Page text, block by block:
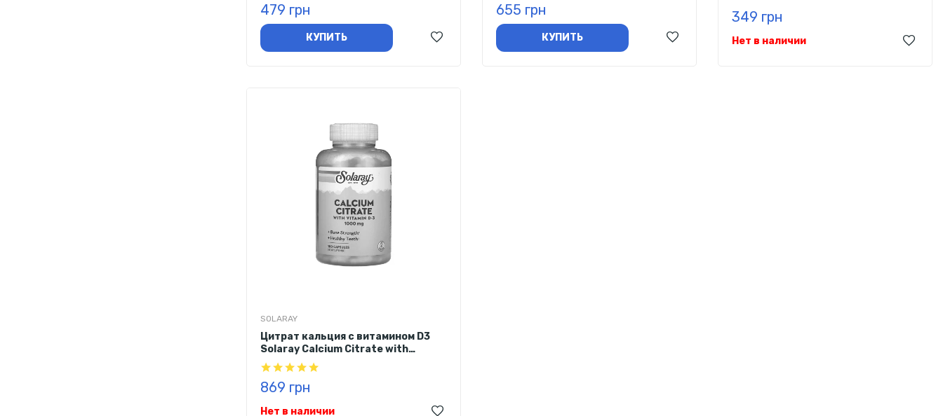
479 грн
КУПИТЬ
655 грн
КУПИТЬ
349 грн
Нет в наличии
SOLARAY
Цитрат кальция с витамином D3
Solaray Calcium Citrate with
Vitamin D-3, 1000 мг, 180 капсул
869 грн
Нет в наличии